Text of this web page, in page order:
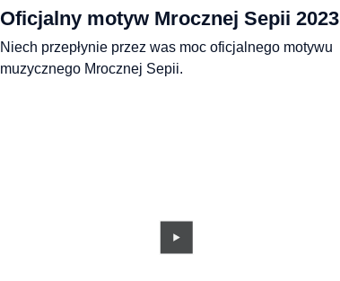
Oficjalny motyw Mrocznej Sepii 2023
Niech przepłynie przez was moc oficjalnego motywu
muzycznego Mrocznej Sepii.